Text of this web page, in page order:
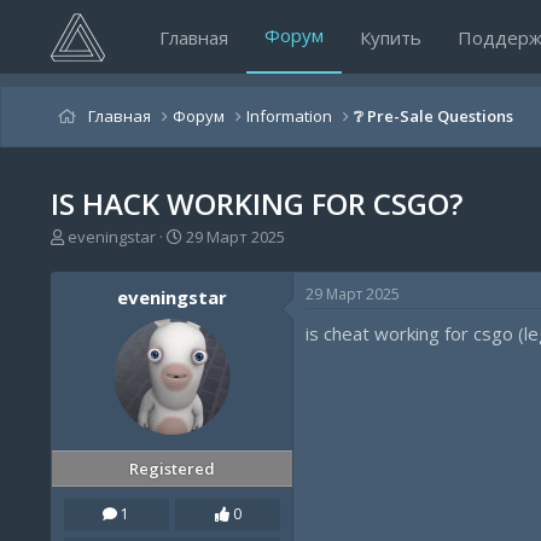
Главная Форум Купить
Главная Форум Information ❔ Pre-Sale Questions
IS HACK WORKING FOR CSGO?
А
т
eveningstar
Д
т
а
н
а
ч
а
л
а
29 Март 2025
eveningstar
Registered
1
0
29 Март 2025
is cheat working for csgo